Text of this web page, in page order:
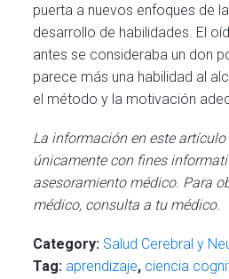
puerta a nuevos enfoques de
desarrollo de habilidades. El
antes se consideraba un don
parece más una habilidad al
el método y la motivación
La información en este
únicamente con fines
asesoramiento médico. Para
médico, consulta a tu médico.
Category: Salud Cerebral y
Tag: aprendizaje, ciencia